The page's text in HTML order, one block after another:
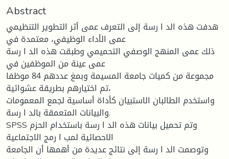
Abstract
هدفت هذه الد ا رسة إلى التعرف عمى أثر التطوير التنظيمي
عمى الأداء الوظيفي، معتمدة في
ذلك عمى المنهج الوصفي التحميمي وطبقت هذه الد ا رسة
عمى عينة من الموظفين في
مجموعة من كميات جامعة المسيمة وبمغ عددهم 84 موظفا
تم اختيارهم بطريقة عشوائية،
واستخدم الطالبان الاستبيان كأداة أساسية لجمع المعمومات
والبيانات المتعمقة بالد ا رسة.
SPSS وتم تحميل بيانات هذه الد ا رسة باستخدام الحزم
الاحصائية لمب ا رمج الاجتماعية
وتوصمت الد ا رسة إلى نتائج عديدة من أهمها أن الجامعة